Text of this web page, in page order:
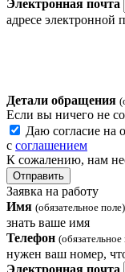
Электронная почта
адресе электронной
Детали обращения
Если вы ничего не
Даю согласие на
с соглашением
К сожалению, нам
Отправить
Заявка на работу
Имя (обязательное поле)
знать ваше имя
Телефон (обязательное
нужен ваш номер,
Электронная почта